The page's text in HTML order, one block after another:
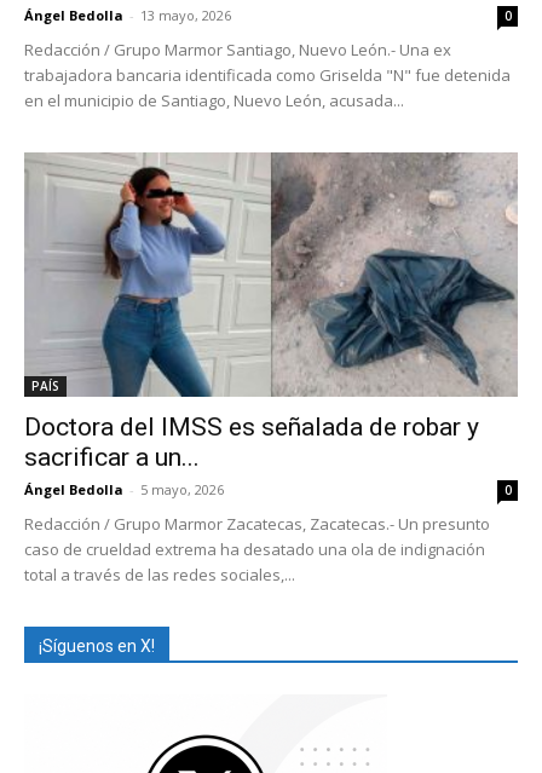
Ángel Bedolla - 13 mayo, 2026 0
Redacción / Grupo Marmor Santiago, Nuevo León.- Una ex
trabajadora bancaria identificada como Griselda "N" fue detenida
en el municipio de Santiago, Nuevo León, acusada...
PAÍS
Doctora del IMSS es señalada de robar y
sacrificar a un...
Ángel Bedolla - 5 mayo, 2026 0
Redacción / Grupo Marmor Zacatecas, Zacatecas.- Un presunto
caso de crueldad extrema ha desatado una ola de indignación
total a través de las redes sociales,...
¡Síguenos en X!